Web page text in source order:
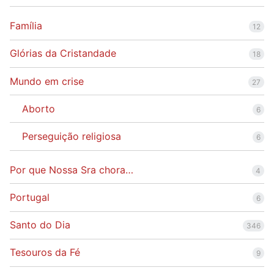
Família 12
Glórias da Cristandade 18
Mundo em crise 27
Aborto 6
Perseguição religiosa 6
Por que Nossa Sra chora… 4
Portugal 6
Santo do Dia 346
Tesouros da Fé 9